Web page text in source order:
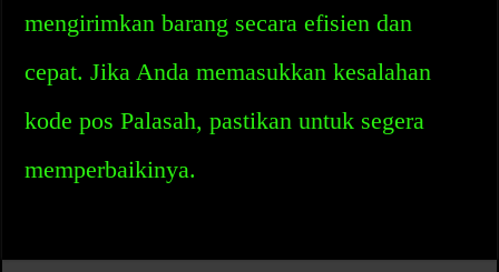
mengirimkan barang secara efisien dan
cepat. Jika Anda memasukkan kesalahan
kode pos Palasah, pastikan untuk segera
memperbaikinya.